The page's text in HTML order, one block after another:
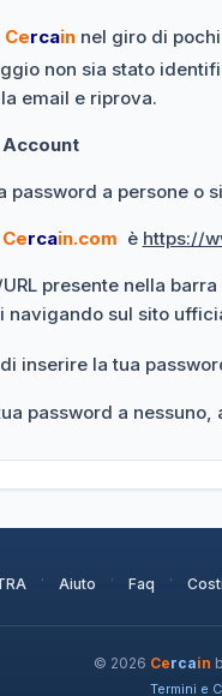
Cercainnel giro di
non sia stato
email e riprova.
password a persone o
Cercain.com è https://
presente nella
navigando sul sito
inserire la tua
password a
· Aiuto · Faq ·
© 2026 Cercain
Termini e